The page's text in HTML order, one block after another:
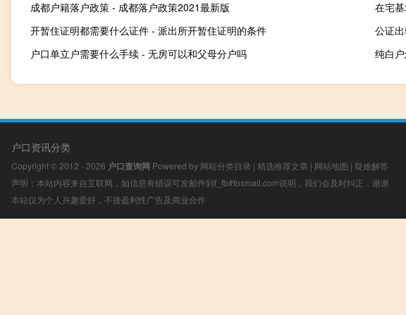
成都户籍落户政策 - 成都落户政策2021最新版
在宅
开暂住证明都需要什么证件 - 派出所开暂住证明的条件
公证
户口单立户需要什么手续 - 无房可以和父母分户吗
纯白
户口资讯分类
Copyright © 2012 - 2026 户口查询网 Powered by 网站分类目录 | 精选推荐文章 | 网站地图 | 疑难解答
声明：本站内容来自互联网，如信息有错误可发邮件到f_fb#foxmail.com说明，我们会及时纠正，谢谢
本站仅为个人兴趣爱好，不接盈利性广告及商业合作